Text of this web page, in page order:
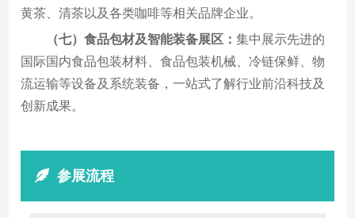
黄茶、清茶以及各类咖啡等相关品牌企业。
（七）食品包材及智能装备展区：集中展示先进的
国际国内食品包装材料、食品包装机械、冷链保鲜、物
流运输等设备及系统装备，一站式了解行业前沿科技及
创新成果。
参展流程